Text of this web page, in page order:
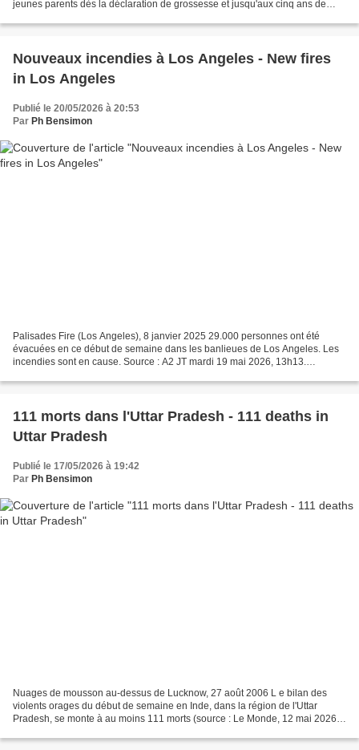
jeunes parents dès la déclaration de grossesse et jusqu'aux cinq ans de
Nouveaux incendies à Los Angeles - New fires
in Los Angeles
Publié le 20/05/2026 à 20:53
Par Ph Bensimon
Palisades Fire (Los Angeles), 8 janvier 2025 29.000 personnes ont été
évacuées en ce début de semaine dans les banlieues de Los Angeles. Les
incendies sont en cause. Source : A2 JT mardi 19 mai 2026, 13h13.
111 morts dans l'Uttar Pradesh - 111 deaths in
Uttar Pradesh
Publié le 17/05/2026 à 19:42
Par Ph Bensimon
Nuages de mousson au-dessus de Lucknow, 27 août 2006 L e bilan des
violents orages du début de semaine en Inde, dans la région de l'Uttar
Pradesh, se monte à au moins 111 morts (source : Le Monde, 12 mai 2026).